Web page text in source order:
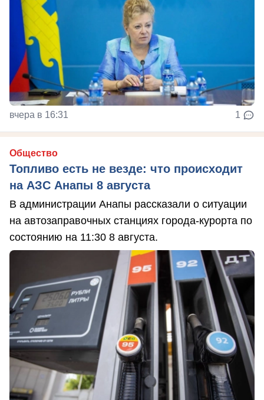
вчера в 16:31 1
Общество
Топливо есть не везде: что происходит
на АЗС Анапы 8 августа
В администрации Анапы рассказали о ситуации
на автозаправочных станциях города-курорта по
состоянию на 11:30 8 августа.